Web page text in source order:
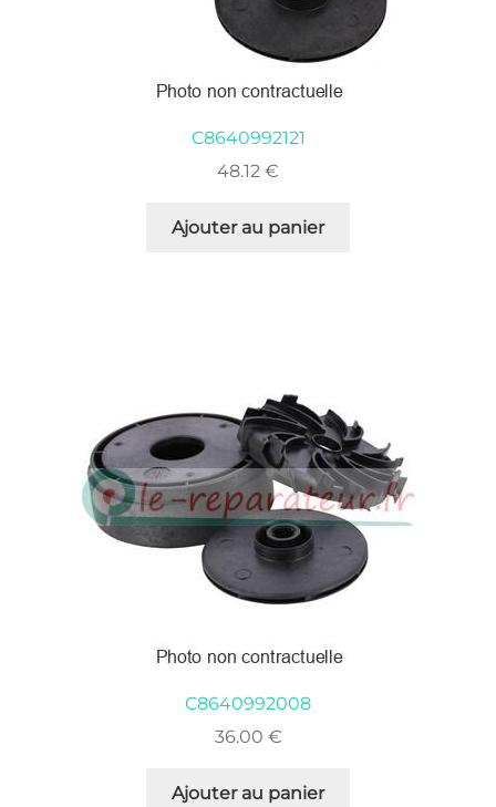
C8640992121
48.12 €
Ajouter au panier
C8640992008
36.00 €
Ajouter au panier